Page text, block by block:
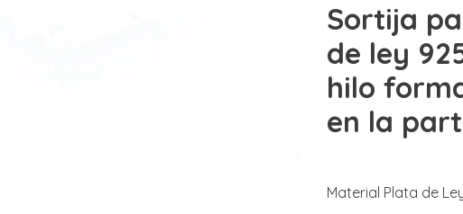
Sortija
de ley
hilo
en la
Material Plata de